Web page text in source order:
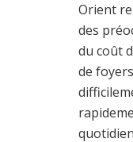
Orient
des
du coût
de